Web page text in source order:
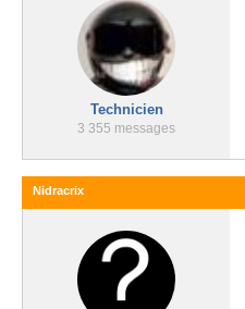
Technicien
3 355 messages
Nidracrix